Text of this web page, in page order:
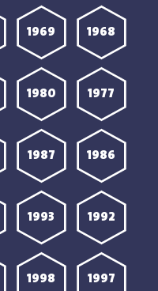
1968
1969
1977
1980
1986
1987
1992
1993
1997
1998